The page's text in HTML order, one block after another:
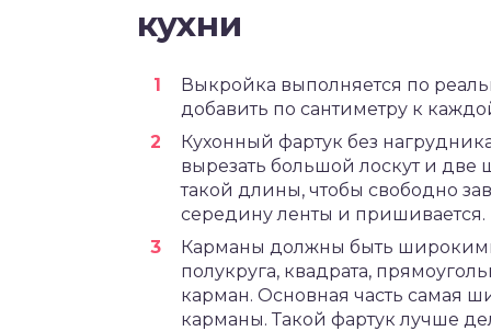
кухни
Выкройка выполняется по
добавить по сантиметру к
Кухонный фартук без
вырезать большой лоскут и
такой длины, чтобы свободно
середину ленты и пришивается.
Карманы должны быть
полукруга, квадрата,
карман. Основная часть самая
карманы. Такой фартук лучше